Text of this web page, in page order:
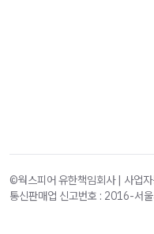
©웍스피어 유한책임회사 | 사업
통신판매업 신고번호 : 2016-서